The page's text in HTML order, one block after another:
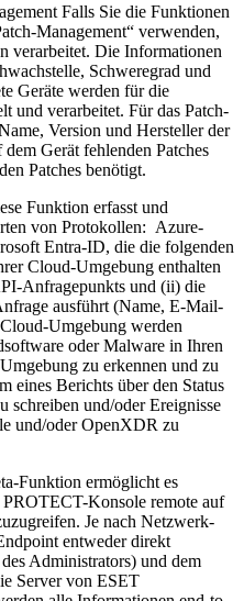
Falls Sie die Funktionen
Management“ verwenden,
verarbeitet. Die Informationen
Schweregrad und
Geräte werden für die
und verarbeitet. Für das Patch-
Version und Hersteller der
Gerät fehlenden Patches
Patches benötigt.
Funktion erfasst und
von Protokollen: Azure-
Entra-ID, die die folgenden
Cloud-Umgebung enthalten
Anfragepunkts und (ii) die
ausführt (Name, E-Mail-
Umgebung werden
oder Malware in Ihren
zu erkennen und zu
eines Berichts über den Status
schreiben und/oder Ereignisse
und/oder OpenXDR zu
Funktion ermöglicht es
Konsole remote auf
Je nach Netzwerk-
entweder direkt
Administrators) und dem
Server von ESET